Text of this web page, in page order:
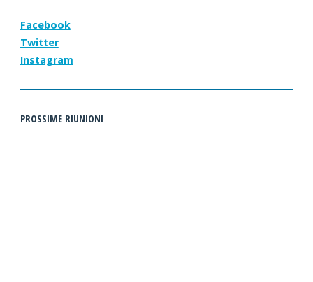
Facebook
Twitter
Instagram
PROSSIME RIUNIONI